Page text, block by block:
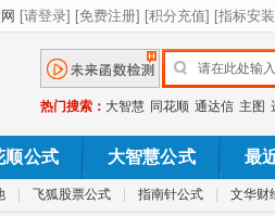
热门搜索： 大智慧 同花顺 通达信 主图
顺公式 大智慧公式 最
飞狐股票公式 指南针公式 文华财